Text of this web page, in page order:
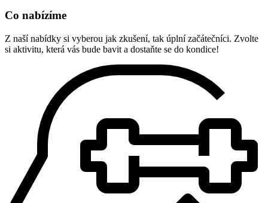
Co nabízíme
Z naší nabídky si vyberou jak zkušení, tak úplní začátečníci. Zvolte
si aktivitu, která vás bude bavit a dostaňte se do kondice!